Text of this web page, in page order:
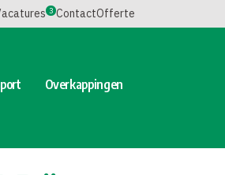
3 ContactOfferte
Overkappingen